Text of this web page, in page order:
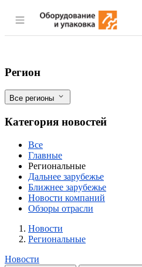
Раздел навигации
Уборочная
Фильтры
Регион
Все регионы
Категория новостей
Все
Главные
Региональные
Дальнее зарубежье
Ближнее зарубежье
Новости компаний
Обзоры отрасли
Новости
Разделы
Новости
Региональные
Новости